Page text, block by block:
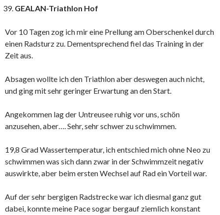
GEALAN-Triathlon Hof
Vor 10 Tagen zog ich mir eine Prellung am Oberschenkel durch
einen Radsturz zu. Dementsprechend fiel das Training in der
Zeit aus.
Absagen wollte ich den Triathlon aber deswegen auch nicht,
und ging mit sehr geringer Erwartung an den Start.
Angekommen lag der Untreusee ruhig vor uns, schön
anzusehen, aber…. Sehr, sehr schwer zu schwimmen.
19,8 Grad Wassertemperatur, ich entschied mich ohne Neo zu
schwimmen was sich dann zwar in der Schwimmzeit negativ
auswirkte, aber beim ersten Wechsel auf Rad ein Vorteil war.
Auf der sehr bergigen Radstrecke war ich diesmal ganz gut
dabei, konnte meine Pace sogar bergauf ziemlich konstant